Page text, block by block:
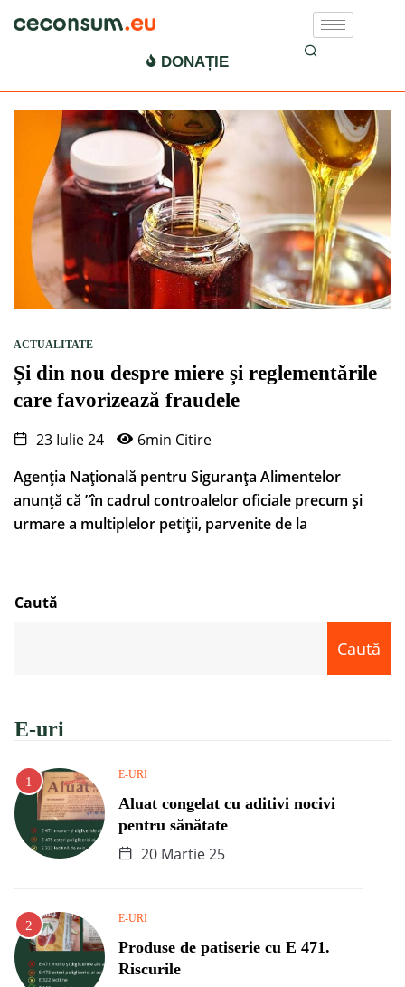
fraude miere
DONAȚIE
ACTUALITATE
Și din nou despre miere și reglementările
care favorizează fraudele
23 Iulie 24
6min Citire
Agenția Națională pentru Siguranța Alimentelor
anunță că ”în cadrul controalelor oficiale precum și
urmare a multiplelor petiții, parvenite de la
Caută
Caută
E-uri
E-URI
Aluat congelat cu aditivi nocivi
pentru sănătate
20 Martie 25
E-URI
Produse de patiserie cu E 471.
Riscurile